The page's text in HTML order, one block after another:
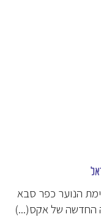
הנוער כפר סבא
החדשה של אקס(...)